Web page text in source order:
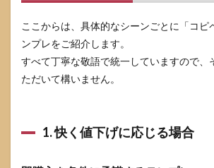
ここからは、具体的なシーンごとに「コピ
ンプレをご紹介します。
すべて丁寧な敬語で統一していますので、
ただいて構いません。
1. 快く値下げに応じる場合